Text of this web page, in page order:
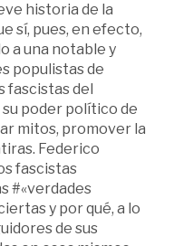
historia de la
sí, pues, en efecto,
a una notable y
populistas de
fascistas del
poder político de
mitos, promover la
Federico
fascistas
#«verdades
y por qué, a lo
de sus